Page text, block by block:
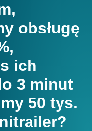
obsługę
ich
3 minut
50 tys.